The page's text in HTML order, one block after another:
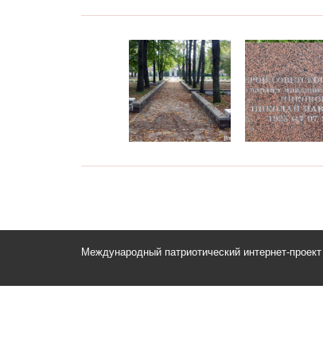
Международный патриотический интернет-